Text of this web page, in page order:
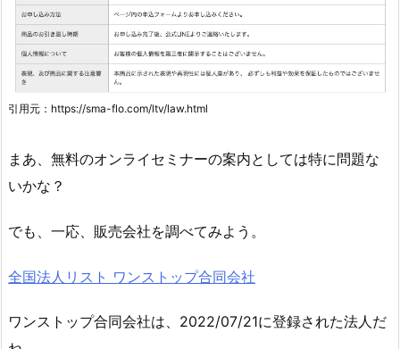
引用元：https://sma-flo.com/ltv/law.html
まあ、無料のオンライセミナーの案内としては特に問題な
いかな？
でも、一応、販売会社を調べてみよう。
全国法人リスト ワンストップ合同会社
ワンストップ合同会社は、2022/07/21に登録された法人だ